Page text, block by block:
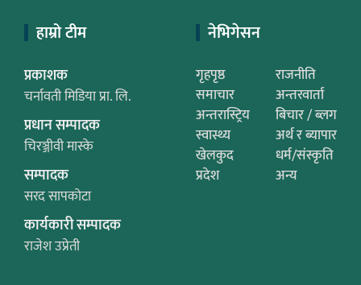
हाम्रो टीम
प्रकाशक
चर्नावती मिडिया प्रा. लि.
प्रधान सम्पादक
चिरञ्जीवी मास्के
सम्पादक
सरद सापकोटा
कार्यकारी सम्पादक
राजेश उप्रेती
नेभिगेसन
गृहपृष्ठ
राजनीति
समाचार
अन्तरवार्ता
अन्तरास्ट्रिय
बिचार / ब्लग
स्वास्थ्य
अर्थ र ब्यापार
खेलकुद
धर्म/संस्कृति
प्रदेश
अन्य